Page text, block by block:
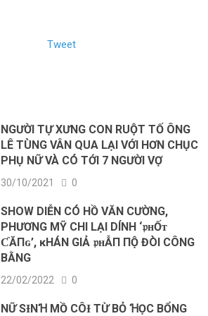
Tweet
NGƯỜI TỰ XƯNG CON RUỘT TỐ ÔNG
LÊ TÙNG VÂN QUA LẠI VỚI HƠN CHỤC
PHỤ NỮ VÀ CÓ TỚI 7 NGƯỜI VỢ
30/10/2021 0
ЅНOW DΙỄN CÓ HỒ VĂN CƯỜNG,
PHƯƠNG MỸ CHI LẠΙ DÍNН ‘𝔭ʜỐᴛ
ƇĂПɢ’, ĸНÁN GΙẢ 𝔭ʜẪП ПỘ ĐÒΙ CÔNG
ВẰNG
22/02/2022 0
NỮ SƗNꞪ MỒ CÔƗ TỪ BỎ ꞪỌC BỔNG